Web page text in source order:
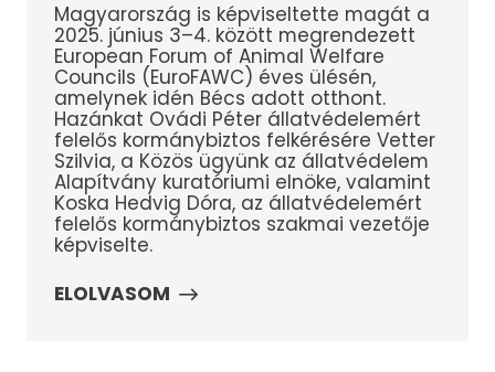
Magyarország is képviseltette magát a
2025. június 3–4. között megrendezett
European Forum of Animal Welfare
Councils (EuroFAWC) éves ülésén,
amelynek idén Bécs adott otthont.
Hazánkat Ovádi Péter állatvédelemért
felelős kormánybiztos felkérésére Vetter
Szilvia, a Közös ügyünk az állatvédelem
Alapítvány kuratóriumi elnöke, valamint
Koska Hedvig Dóra, az állatvédelemért
felelős kormánybiztos szakmai vezetője
képviselte.
ELOLVASOM